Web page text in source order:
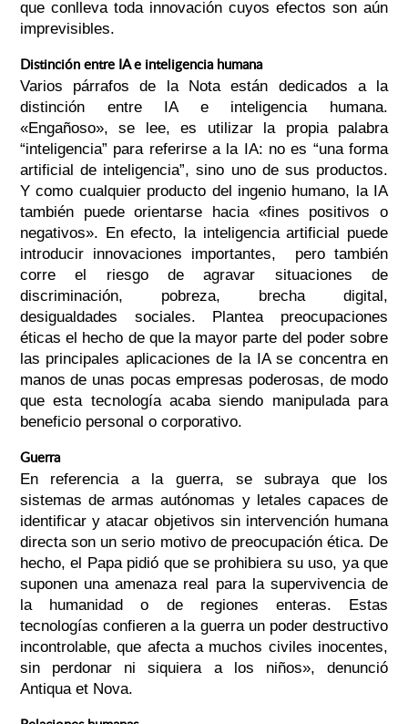
que conlleva toda innovación cuyos efectos son aún
imprevisibles.
Distinción entre IA e inteligencia humana
Varios párrafos de la Nota están dedicados a la
distinción entre IA e inteligencia humana.
«Engañoso», se lee, es utilizar la propia palabra
“inteligencia” para referirse a la IA: no es “una forma
artificial de inteligencia”, sino uno de sus productos.
Y como cualquier producto del ingenio humano, la IA
también puede orientarse hacia «fines positivos o
negativos». En efecto, la inteligencia artificial puede
introducir innovaciones importantes, pero también
corre el riesgo de agravar situaciones de
discriminación, pobreza, brecha digital,
desigualdades sociales. Plantea preocupaciones
éticas el hecho de que la mayor parte del poder sobre
las principales aplicaciones de la IA se concentra en
manos de unas pocas empresas poderosas, de modo
que esta tecnología acaba siendo manipulada para
beneficio personal o corporativo.
Guerra
En referencia a la guerra, se subraya que los
sistemas de armas autónomas y letales capaces de
identificar y atacar objetivos sin intervención humana
directa son un serio motivo de preocupación ética. De
hecho, el Papa pidió que se prohibiera su uso, ya que
suponen una amenaza real para la supervivencia de
la humanidad o de regiones enteras. Estas
tecnologías confieren a la guerra un poder destructivo
incontrolable, que afecta a muchos civiles inocentes,
sin perdonar ni siquiera a los niños», denunció
Antiqua et Nova.